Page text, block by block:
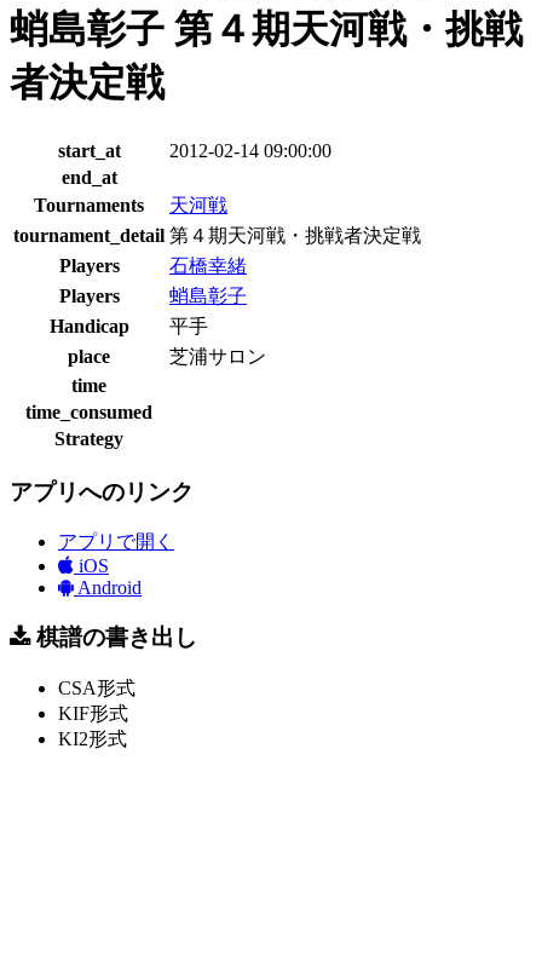
蛸島彰子 第４期天河戦・挑戦
者決定戦
start_at
2012-02-14 09:00:00
end_at
Tournaments
天河戦
tournament_detail 第４期天河戦・挑戦者決定戦
Players
石橋幸緒
Players
蛸島彰子
Handicap
平手
place
芝浦サロン
time
time_consumed
Strategy
アプリへのリンク
アプリで開く
iOS
Android
棋譜の書き出し
CSA形式
KIF形式
KI2形式